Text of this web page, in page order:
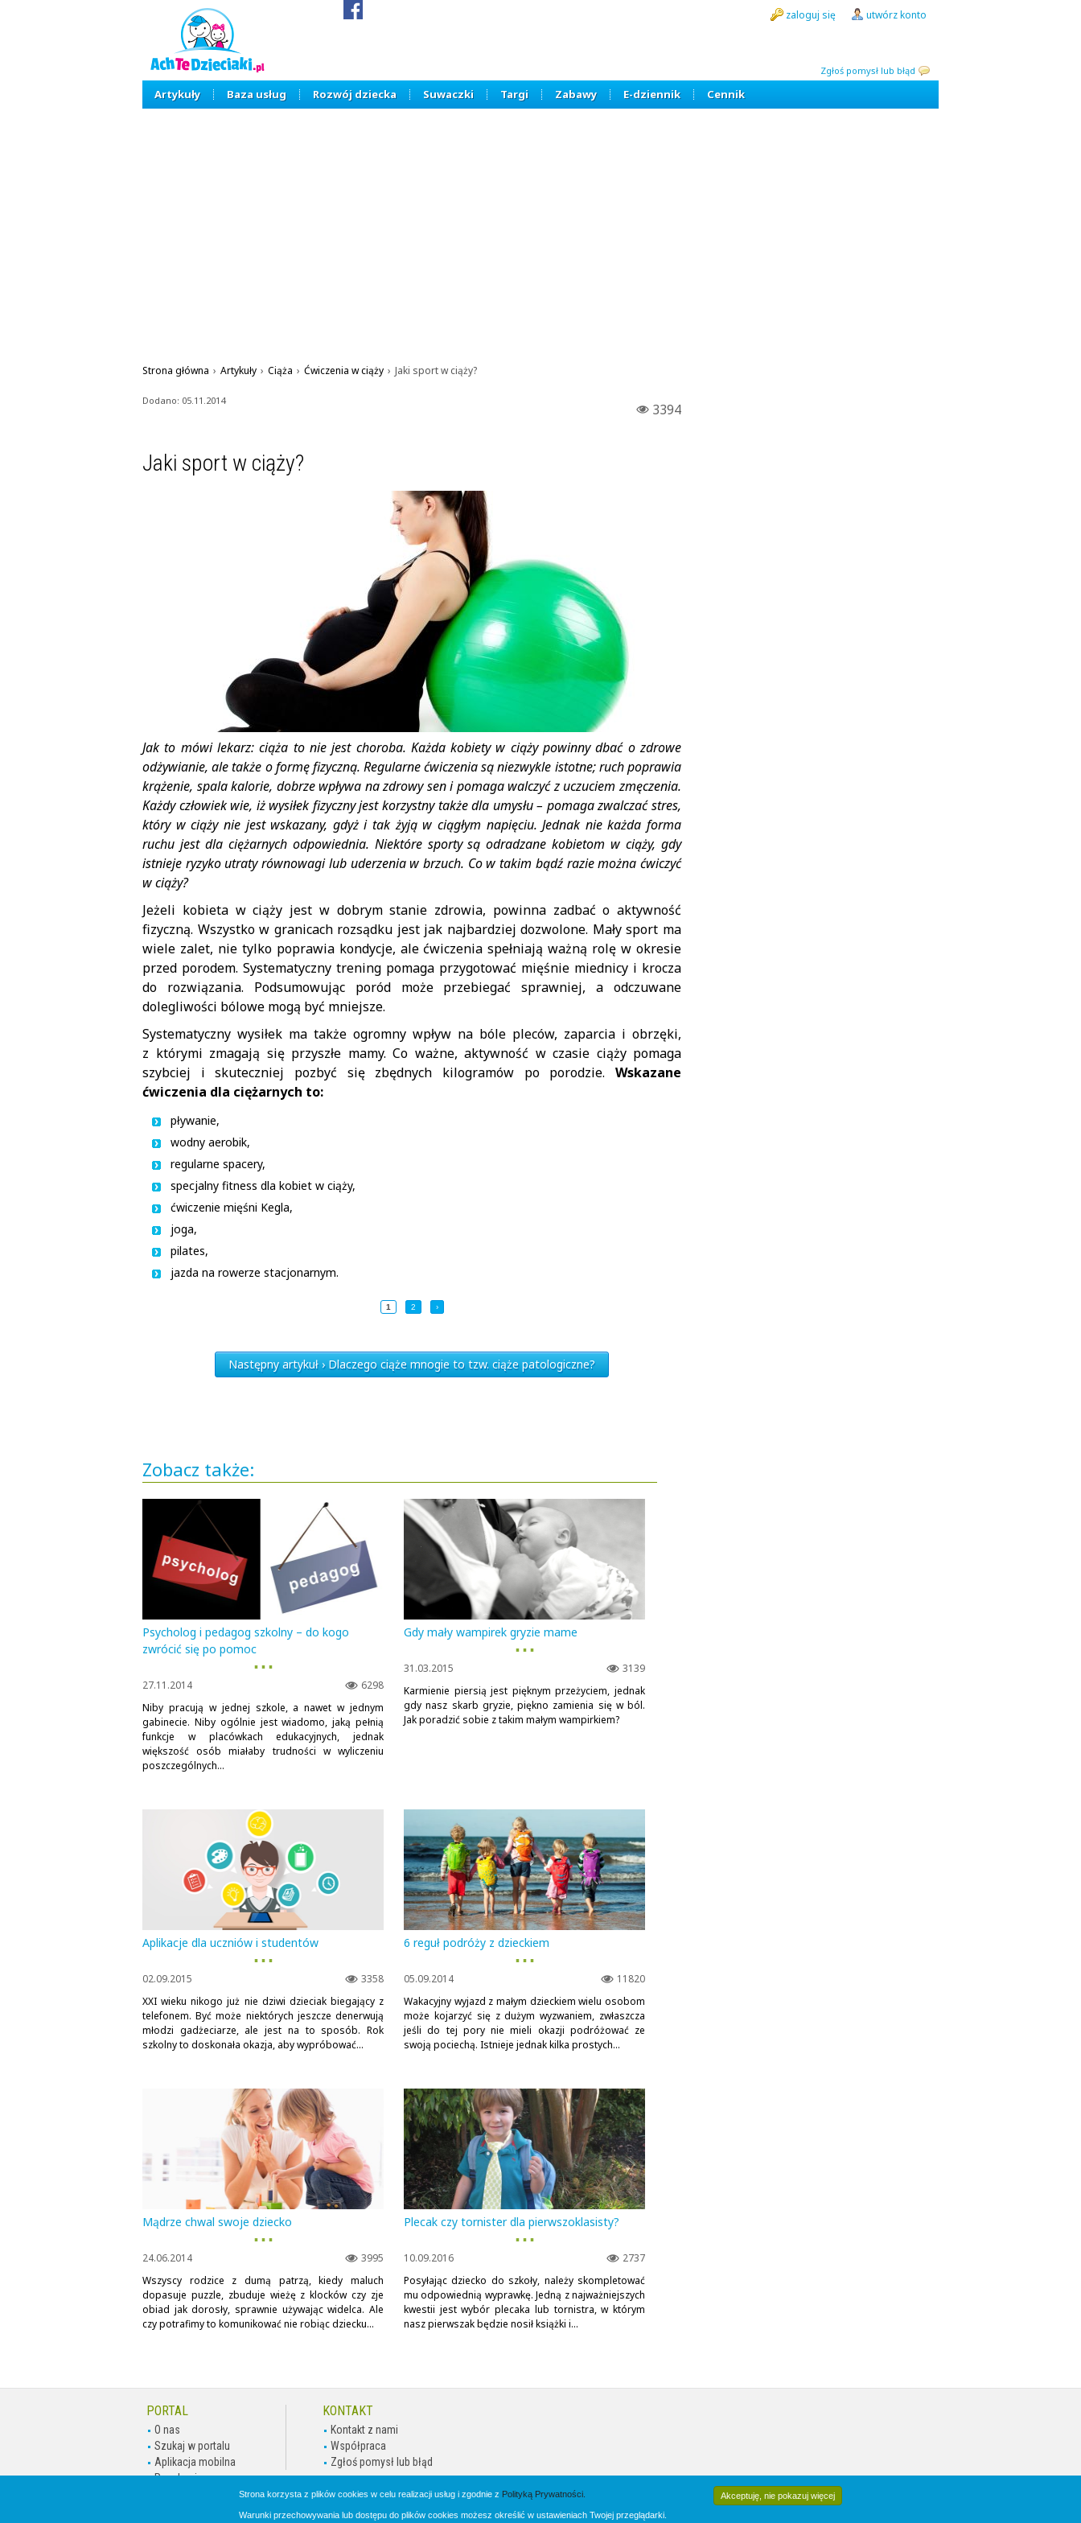
Zgłoś pomysł lub błąd
zaloguj się utwórz konto
Artykuły Baza usług Rozwój dziecka Suwaczki Targi Zabawy E-dziennik Cennik
Strona główna › Artykuły › Ciąża › Ćwiczenia w ciąży › Jaki sport w ciąży?
3394
Dodano: 05.11.2014
Jaki sport w ciąży?
Jak to mówi lekarz: ciąża to nie jest choroba. Każda kobiety w ciąży powinny dbać o zdrowe
odżywianie, ale także o formę fizyczną. Regularne ćwiczenia są niezwykle istotne; ruch poprawia
krążenie, spala kalorie, dobrze wpływa na zdrowy sen i pomaga walczyć z uczuciem zmęczenia.
Każdy człowiek wie, iż wysiłek fizyczny jest korzystny także dla umysłu – pomaga zwalczać stres,
który w ciąży nie jest wskazany, gdyż i tak żyją w ciągłym napięciu. Jednak nie każda forma
ruchu jest dla ciężarnych odpowiednia. Niektóre sporty są odradzane kobietom w ciąży, gdy
istnieje ryzyko utraty równowagi lub uderzenia w brzuch. Co w takim bądź razie można ćwiczyć
w ciąży?
Jeżeli kobieta w ciąży jest w dobrym stanie zdrowia, powinna zadbać o aktywność
fizyczną. Wszystko w granicach rozsądku jest jak najbardziej dozwolone. Mały sport ma
wiele zalet, nie tylko poprawia kondycje, ale ćwiczenia spełniają ważną rolę w okresie
przed porodem. Systematyczny trening pomaga przygotować mięśnie miednicy i krocza
do rozwiązania. Podsumowując poród może przebiegać sprawniej, a odczuwane
dolegliwości bólowe mogą być mniejsze.
Systematyczny wysiłek ma także ogromny wpływ na bóle pleców, zaparcia i obrzęki,
z którymi zmagają się przyszłe mamy. Co ważne, aktywność w czasie ciąży pomaga
szybciej i skuteczniej pozbyć się zbędnych kilogramów po porodzie. Wskazane
ćwiczenia dla ciężarnych to:
pływanie,
wodny aerobik,
regularne spacery,
specjalny fitness dla kobiet w ciąży,
ćwiczenie mięśni Kegla,
joga,
pilates,
jazda na rowerze stacjonarnym.
1 2 ›
Następny artykuł › Dlaczego ciąże mnogie to tzw. ciąże patologiczne?
Zobacz także:
Psycholog i pedagog szkolny – do kogo
zwrócić się po pomoc
▪ ▪ ▪
6298
27.11.2014
Niby pracują w jednej szkole, a nawet w jednym
gabinecie. Niby ogólnie jest wiadomo, jaką pełnią
funkcje w placówkach edukacyjnych, jednak
większość osób miałaby trudności w wyliczeniu
poszczególnych...
Gdy mały wampirek gryzie mame
▪ ▪ ▪
3139
31.03.2015
Karmienie piersią jest pięknym przeżyciem, jednak
gdy nasz skarb gryzie, piękno zamienia się w ból.
Jak poradzić sobie z takim małym wampirkiem?
Aplikacje dla uczniów i studentów
▪ ▪ ▪
3358
02.09.2015
XXI wieku nikogo już nie dziwi dzieciak biegający z
telefonem. Być może niektórych jeszcze denerwują
młodzi gadżeciarze, ale jest na to sposób. Rok
szkolny to doskonała okazja, aby wypróbować...
6 reguł podróży z dzieckiem
▪ ▪ ▪
11820
05.09.2014
Wakacyjny wyjazd z małym dzieckiem wielu osobom
może kojarzyć się z dużym wyzwaniem, zwłaszcza
jeśli do tej pory nie mieli okazji podróżować ze
swoją pociechą. Istnieje jednak kilka prostych...
Mądrze chwal swoje dziecko
▪ ▪ ▪
3995
24.06.2014
Wszyscy rodzice z dumą patrzą, kiedy maluch
dopasuje puzzle, zbuduje wieżę z klocków czy zje
obiad jak dorosły, sprawnie używając widelca. Ale
czy potrafimy to komunikować nie robiąc dziecku...
Plecak czy tornister dla pierwszoklasisty?
▪ ▪ ▪
2737
10.09.2016
Posyłając dziecko do szkoły, należy skompletować
mu odpowiednią wyprawkę. Jedną z najważniejszych
kwestii jest wybór plecaka lub tornistra, w którym
nasz pierwszak będzie nosił książki i...
PORTAL
O nas
Szukaj w portalu
Aplikacja mobilna
Regulamin
Polityka Prywatności
KONTAKT
Kontakt z nami
Współpraca
Zgłoś pomysł lub błąd
Akceptuję, nie pokazuj więcej
Strona korzysta z plików cookies w celu realizacji usług i zgodnie z Polityką Prywatności.
Warunki przechowywania lub dostępu do plików cookies możesz określić w ustawieniach Twojej przeglądarki.